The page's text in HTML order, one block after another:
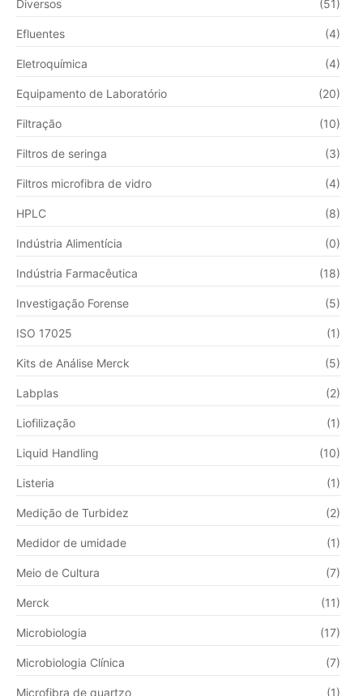
Diversos (51)
Efluentes (4)
Eletroquímica (4)
Equipamento de Laboratório (20)
Filtração (10)
Filtros de seringa (3)
Filtros microfibra de vidro (4)
HPLC (8)
Indústria Alimentícia (0)
Indústria Farmacêutica (18)
Investigação Forense (5)
ISO 17025 (1)
Kits de Análise Merck (5)
Labplas (2)
Liofilização (1)
Liquid Handling (10)
Listeria (1)
Medição de Turbidez (2)
Medidor de umidade (1)
Meio de Cultura (7)
Merck (11)
Microbiologia (17)
Microbiologia Clínica (7)
Microfibra de quartzo (1)